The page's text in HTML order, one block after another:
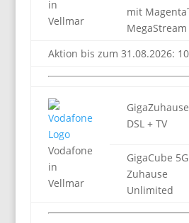
in
Vellmar
mit
MegaStream
Aktion bis zum 31.08.2026:
Vodafone
in
Vellmar
DSL + TV
GigaCube 5G
Zuhause
Unlimited